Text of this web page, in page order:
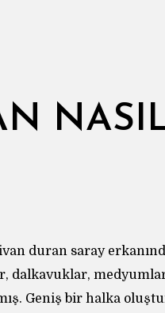
duran saray
dalkavuklar,
Geniş bir halka